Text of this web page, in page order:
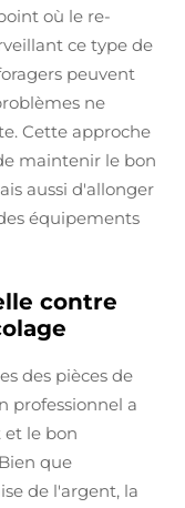
où le re-
ce type de
peuvent
ne
Cette approche
maintenir le bon
aussi d'allonger
équipements
contre
des pièces de
professionnel a
le bon
que
de l'argent, la